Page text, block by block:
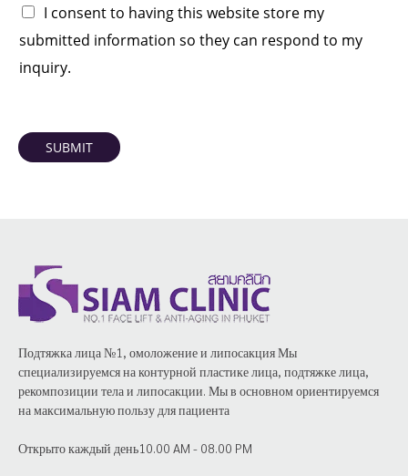
I consent to having this website store my
submitted information so they can respond to my
inquiry.
SUBMIT
Подтяжка лица №1, омоложение и липосакция Мы
специализируемся на контурной пластике лица, подтяжке лица,
рекомпозиции тела и липосакции. Мы в основном ориентируемся
на максимальную пользу для пациента
Открыто каждый день10.00 AM - 08.00 PM